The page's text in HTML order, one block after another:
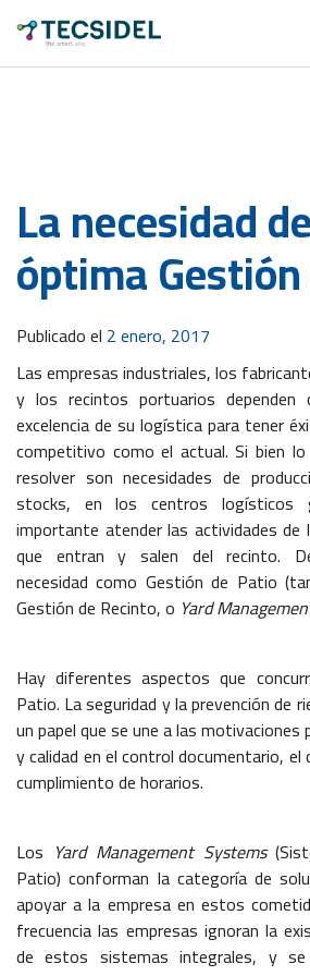
La necesidad
óptima
Publicado el 2 enero, 2017
Las empresas industriales, los
y los recintos portuarios
excelencia de su logística para tener
competitivo como el actual. Si bien
resolver son necesidades de
stocks, en los centros logísticos
importante atender las actividades de
que entran y salen del recinto.
necesidad como Gestión de Patio
Gestión de Recinto, o Yard
Hay diferentes aspectos que
Patio. La seguridad y la prevención de
un papel que se une a las motivaciones
y calidad en el control documentario,
cumplimiento de horarios.
Los Yard Management Systems
Patio) conforman la categoría de
apoyar a la empresa en estos
frecuencia las empresas ignoran la
de estos sistemas integrales, y